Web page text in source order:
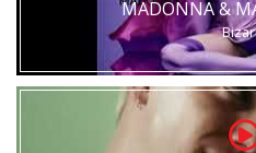
MADONNA &